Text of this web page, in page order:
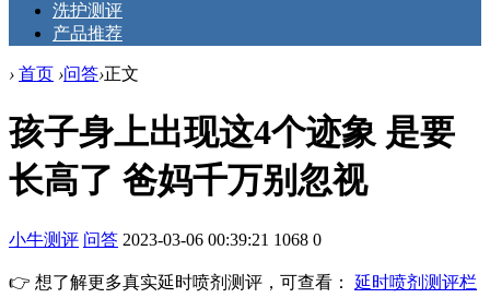
洗护测评
产品推荐
› 首页 ›问答›正文
孩子身上出现这4个迹象 是要
长高了 爸妈千万别忽视
小牛测评 问答 2023-03-06 00:39:21 1068 0
👉 想了解更多真实延时喷剂测评，可查看： 延时喷剂测评栏